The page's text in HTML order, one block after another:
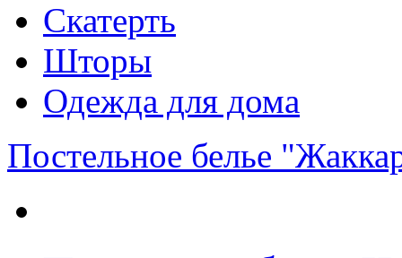
Скатерть
Шторы
Одежда для дома
Постельное белье